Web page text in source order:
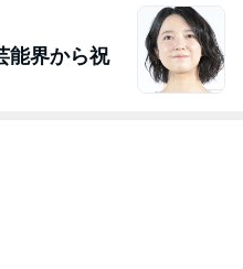
能界から祝